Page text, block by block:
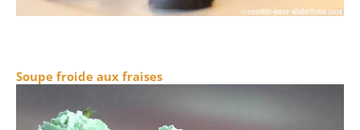
Soupe froide aux fraises